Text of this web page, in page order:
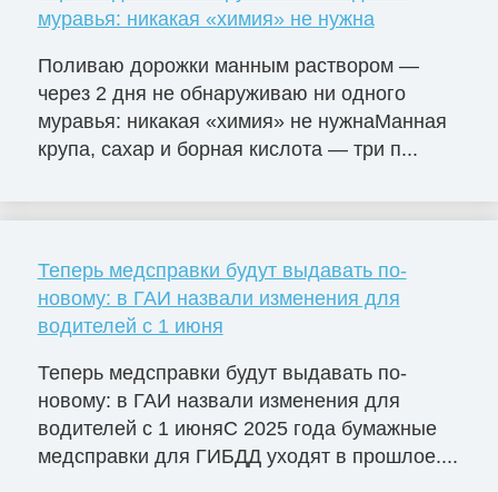
муравья: никакая «химия» не нужна
Поливаю дорожки манным раствором —
через 2 дня не обнаруживаю ни одного
муравья: никакая «химия» не нужнаМанная
крупа, сахар и борная кислота — три п...
Теперь медсправки будут выдавать по-
новому: в ГАИ назвали изменения для
водителей с 1 июня
Теперь медсправки будут выдавать по-
новому: в ГАИ назвали изменения для
водителей с 1 июняС 2025 года бумажные
медсправки для ГИБДД уходят в прошлое....